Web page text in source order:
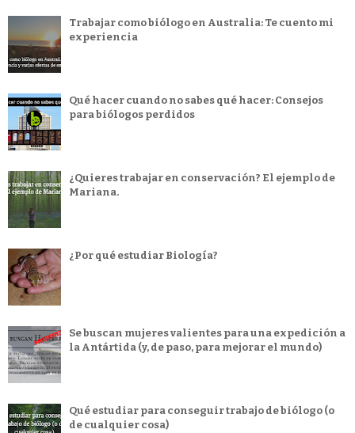
Trabajar como biólogo en Australia: Te cuento mi
experiencia
Qué hacer cuando no sabes qué hacer: Consejos
para biólogos perdidos
¿Quieres trabajar en conservación? El ejemplo de
Mariana.
¿Por qué estudiar Biología?
Se buscan mujeres valientes para una expedición a
la Antártida (y, de paso, para mejorar el mundo)
Qué estudiar para conseguir trabajo de biólogo (o
de cualquier cosa)